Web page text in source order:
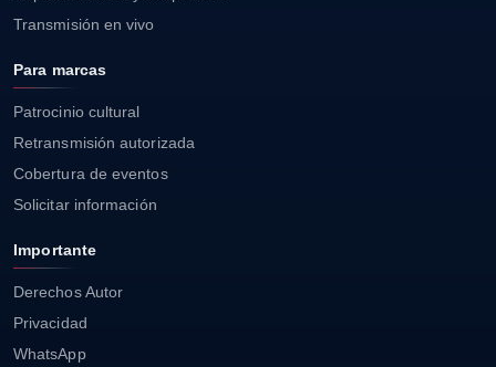
Transmisión en vivo
Para marcas
Patrocinio cultural
Retransmisión autorizada
Cobertura de eventos
Solicitar información
Importante
Derechos Autor
Privacidad
WhatsApp